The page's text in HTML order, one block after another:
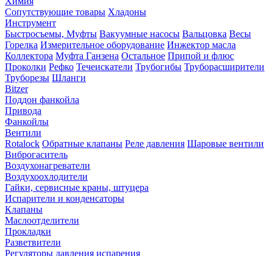
Сопутствующие товары Хладоны
Инструмент
Быстросъемы, Муфты Вакуумные насосы Вальцовка Весы
Горелка Измерительное оборудование Инжектор масла
Коллектора Муфта Ганзена Остальное Припой и флюс
Проколки Рефко Течеискатели Трубогибы Труборасширители
Труборезы Шланги
Bitzer
Поддон фанкойла
Привода
Фанкойлы
Вентили
Rotalock Обратные клапаны Реле давления Шаровые вентили
Виброгаситель
Воздухонагреватели
Воздухоохлодители
Гайки, сервисные краны, штуцера
Испарители и конденсаторы
Клапаны
Маслоотделители
Прокладки
Разветвители
Регуляторы давления испарения